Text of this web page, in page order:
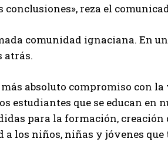
reza el
comunidad ignaciana. En
atrás.
absoluto compromiso con
estudiantes que se educan en
para la formación, creación
los niños, niñas y jóvenes que